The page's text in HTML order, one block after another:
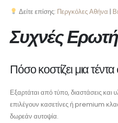
Δείτε επίσης: Περγκόλες Αθήνα |
Συχνές
Πόσο κοστίζει μια
Εξαρτάται από τύπο, διαστάσεις και
επιλέγουν κασετίνες ή premium
δωρεάν αυτοψία.